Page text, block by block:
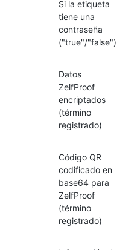
Si la etiqueta
tiene una
contraseña
("true"/"false")
Datos
ZelfProof
encriptados
(término
registrado)
Código QR
codificado en
base64 para
ZelfProof
(término
registrado)